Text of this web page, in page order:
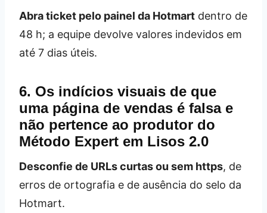
Abra ticket pelo painel da Hotmart dentro de
48 h; a equipe devolve valores indevidos em
até 7 dias úteis.
6. Os indícios visuais de que
uma página de vendas é falsa e
não pertence ao produtor do
Método Expert em Lisos 2.0
Desconfie de URLs curtas ou sem https, de
erros de ortografia e de ausência do selo da
Hotmart.